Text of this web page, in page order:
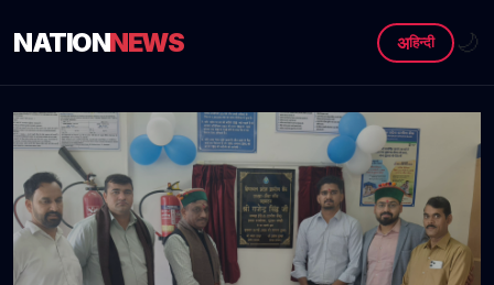
NATIONNEWS अहिन्दी 🌙